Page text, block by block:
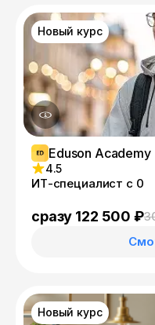
Новый курс
Eduson Academy
4.5
ИТ-специалист с 0
сразу 122 500 ₽
Новый курс